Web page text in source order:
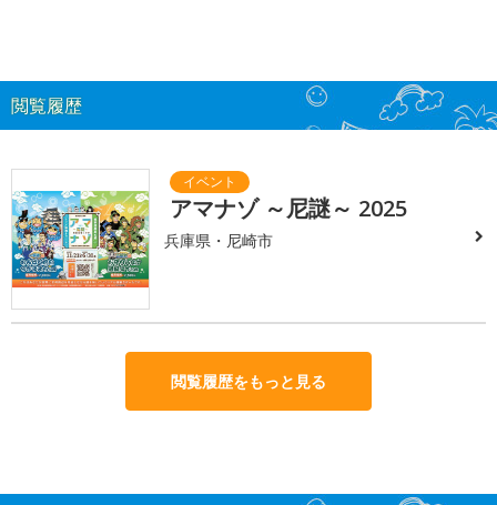
閲覧履歴
アマナゾ ～尼謎～ 2025
兵庫県・尼崎市
閲覧履歴をもっと見る